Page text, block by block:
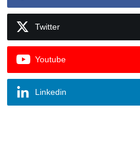
Twitter
Youtube
Linkedin